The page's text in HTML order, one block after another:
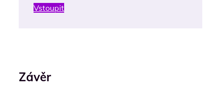
Vstoupit
Závěr